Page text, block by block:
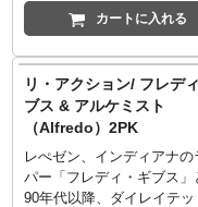
掛けるジム・ヘンソン。セ
ストリート第一回放送から
しているキャラクターで『
ミストリート ザ・ムービ
ちに帰ろう、ビッグバード
では映画作品主演も果たし
るシリーズに欠かせない身
250cmの「ビッグバード」
ロッキー仕様となってカム
ク。今回BOXパッケージ仕
カートに入れる
リ・アクション/ フレデ
ブス & アルケミスト
（Alfredo）2PK
レぺゼン、インディアナの
パー「フレディ・ギブス」
90年代以降、ダイレイテッ